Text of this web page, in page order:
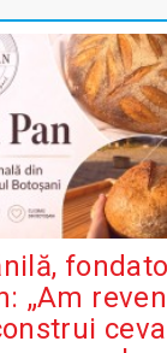
„Am